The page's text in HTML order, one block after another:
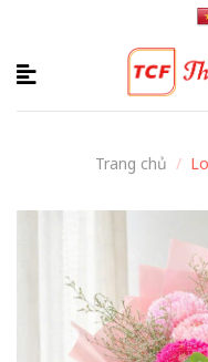
content
Trang chủ /